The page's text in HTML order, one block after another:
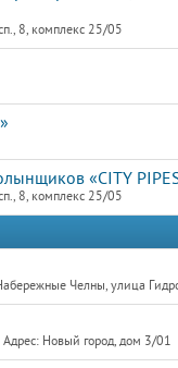
8, комплекс 25/05
«CITY
8, комплекс 25/05
Челны, улица
Адрес: Новый город, дом 3/01